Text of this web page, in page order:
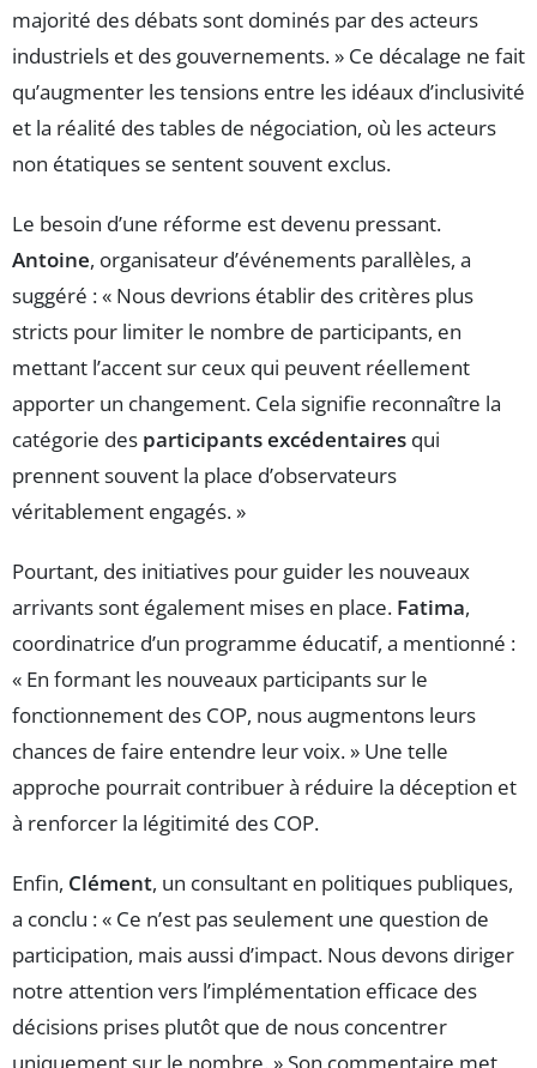
majorité des débats sont dominés par des acteurs
industriels et des gouvernements. » Ce décalage ne fait
qu’augmenter les tensions entre les idéaux d’inclusivité
et la réalité des tables de négociation, où les acteurs
non étatiques se sentent souvent exclus.
Le besoin d’une réforme est devenu pressant.
Antoine, organisateur d’événements parallèles, a
suggéré : « Nous devrions établir des critères plus
stricts pour limiter le nombre de participants, en
mettant l’accent sur ceux qui peuvent réellement
apporter un changement. Cela signifie reconnaître la
catégorie des participants excédentaires qui
prennent souvent la place d’observateurs
véritablement engagés. »
Pourtant, des initiatives pour guider les nouveaux
arrivants sont également mises en place. Fatima,
coordinatrice d’un programme éducatif, a mentionné :
« En formant les nouveaux participants sur le
fonctionnement des COP, nous augmentons leurs
chances de faire entendre leur voix. » Une telle
approche pourrait contribuer à réduire la déception et
à renforcer la légitimité des COP.
Enfin, Clément, un consultant en politiques publiques,
a conclu : « Ce n’est pas seulement une question de
participation, mais aussi d’impact. Nous devons diriger
notre attention vers l’implémentation efficace des
décisions prises plutôt que de nous concentrer